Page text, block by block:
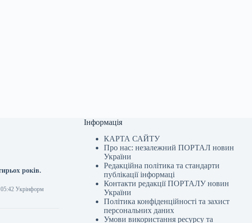
років.
05:42 Укрінформ
Інформація
КАРТА САЙТУ
Про нас: незалежний ПОРТАЛ новин
України
Редакційна політика та стандарти
публікації інформаці
Контакти редакції ПОРТАЛУ новин
України
Політика конфіденційності та захист
персональних даних
Умови використання ресурсу та